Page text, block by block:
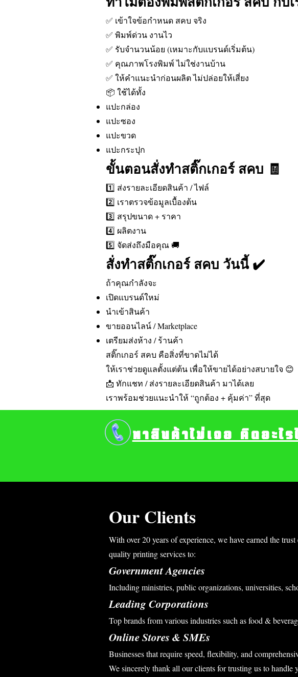
✅ เข้าใจข้อกำหนด สคบ จริง
✅ พิมพ์ด่วน งานไว
✅ รับจำนวนน้อย (เหมาะกับแบรนด์เริ่มต้น)
✅ คุณภาพโรงพิมพ์ ไม่ใช่งานบ้าน
✅ ให้คำแนะนำก่อนผลิต ไม่ปล่อยให้เสี่ยง
📦 ใช้ได้ทั้ง
แปะกล่อง
แปะซอง
แปะขวด
แปะกระปุก
ขั้นตอนสั่งทำสติ๊กเกอร์ สคบ 🧾
1️⃣ ส่งรายละเอียดสินค้า / ไฟล์
2️⃣ เราตรวจข้อมูลเบื้องต้น
3️⃣ สรุปขนาด + ราคา
4️⃣ ผลิตงาน
5️⃣ จัดส่งถึงมือคุณ 🚚
สั่งทำสติ๊กเกอร์ สคบ วันนี้ ✔️
ถ้าคุณกำลังจะ
เปิดแบรนด์ใหม่
นำเข้าสินค้า
ขายออนไลน์ / Marketplace
เตรียมส่งห้าง / ร้านค้า
สติ๊กเกอร์ สคบ คือสิ่งที่ขาดไม่ได้
ให้เราช่วยดูแลตั้งแต่ต้น เพื่อให้ขายได้อย่างสบายใจ 😊
📩 ทักแชท / ส่งรายละเอียดสินค้า มาได้เลย
เราพร้อมช่วยแนะนำให้ “ถูกต้อง + คุ้มค่า” ที่สุด
Our Clients
With over 20 years of experience, we have earned the
quality printing services to:
Government Agencies
Including ministries, public organizations, universities,
Leading Corporations
Top brands from various industries such as food &
Online Stores & SMEs
Businesses that require speed, flexibility, and
We sincerely thank all our clients for trusting us to handle
หาสินค้าไม่เจอ คิดอะ